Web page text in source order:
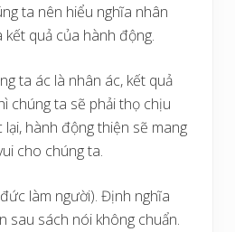
ta nên hiểu nghĩa nhân
kết quả của hành động.
ta ác là nhân ác, kết quả
chúng ta sẽ phải thọ chịu
hành động thiện sẽ mang
cho chúng ta.
làm người). Định nghĩa
sau sách nói không chuẩn.